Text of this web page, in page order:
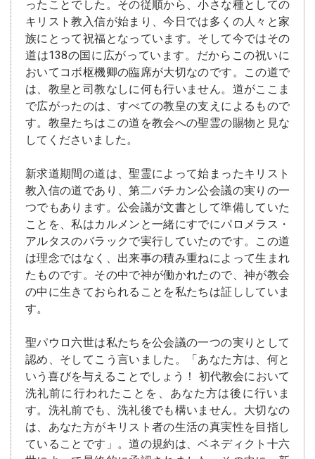
ったことでした。その従順から、小さな種としての
キリスト教入信が始まり、今日では多くの人々と家
族にとって祝福となっています。そして今ではその
道は138の国に広がっています。だからこの祝いに
おいてコボ枢機卿の臨席が大切なのです。この道で
は、教皇と司教なしに何も行いません。道がここま
で広がったのは、すべての教皇の支えによるもので
す。教皇たちはこの道を教会への聖霊の賜物と見な
してくださいました。
新求道期間の道は、聖霊によって始まったキリスト
教入信の道であり、第二バチカン公会議の実りの一
つでもあります。公会議が文書として準備していた
ことを、私はカルメンと一緒にすでにパロメラス・
アルタスのバラックで実行していたのです。この道
は理念ではなく、出来事の積み重ねによって生まれ
たものです。その中で神が働かれたので、神が教会
の中に生きておられることを私たちは証ししていま
す。
聖パウロ六世は私たちを公会議の一つの実りとして
認め、そしてこう言いました。「あなた方は、何と
いう喜びを与えることでしょう！ 初代教会において
洗礼前に行われたことを、あなた方は後に行いま
す。洗礼前でも、洗礼後でも構いません。大切なの
は、あなた方がキリスト者の生活の真実性を目指し
ていることです」。道の規約は、ベネディクト十六